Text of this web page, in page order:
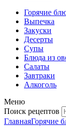
Горячие
Выпечка
Закуски
Десерты
Супы
Блюда из
Салаты
Завтраки
Алкоголь
Меню
Поиск рецептов
ГлавнаяГорячие